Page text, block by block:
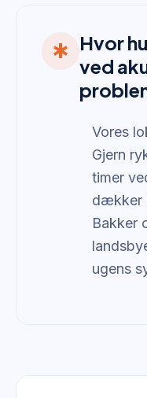
emergency
Hvor
ved
Vores
Gjern
timer
dækker
Bakker
ugens